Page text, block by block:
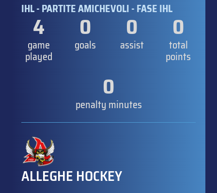
IHL - PARTITE AMICHEVOLI - FASE IHL
4
game
played
0
goals
0
assist
0
total
points
0
penalty minutes
ALLEGHE HOCKEY